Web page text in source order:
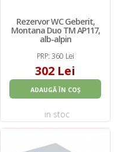
Rezervor WC Geberit,
Montana Duo TM AP117,
alb-alpin
PRP: 360 Lei
302 Lei
ADAUGĂ ÎN COȘ
in stoc